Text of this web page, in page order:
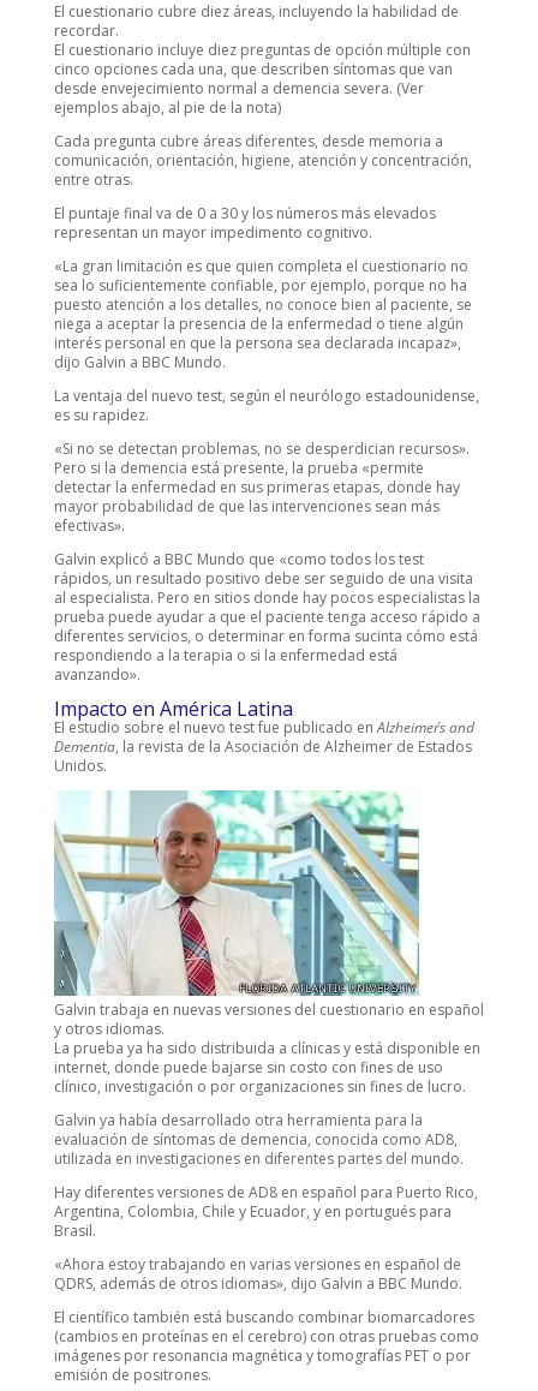
El cuestionario cubre diez áreas, incluyendo la habilidad de
recordar.
El cuestionario incluye diez preguntas de opción múltiple con
cinco opciones cada una, que describen síntomas que van
desde envejecimiento normal a demencia severa. (Ver
ejemplos abajo, al pie de la nota)
Cada pregunta cubre áreas diferentes, desde memoria a
comunicación, orientación, higiene, atención y concentración,
entre otras.
El puntaje final va de 0 a 30 y los números más elevados
representan un mayor impedimento cognitivo.
«La gran limitación es que quien completa el cuestionario no
sea lo suficientemente confiable, por ejemplo, porque no ha
puesto atención a los detalles, no conoce bien al paciente, se
niega a aceptar la presencia de la enfermedad o tiene algún
interés personal en que la persona sea declarada incapaz»,
dijo Galvin a BBC Mundo.
La ventaja del nuevo test, según el neurólogo estadounidense,
es su rapidez.
«Si no se detectan problemas, no se desperdician recursos».
Pero si la demencia está presente, la prueba «permite
detectar la enfermedad en sus primeras etapas, donde hay
mayor probabilidad de que las intervenciones sean más
efectivas».
Galvin explicó a BBC Mundo que «como todos los test
rápidos, un resultado positivo debe ser seguido de una visita
al especialista. Pero en sitios donde hay pocos especialistas la
prueba puede ayudar a que el paciente tenga acceso rápido a
diferentes servicios, o determinar en forma sucinta cómo está
respondiendo a la terapia o si la enfermedad está
avanzando».
Impacto en América Latina
El estudio sobre el nuevo test fue publicado enAlzheimer´s and
Dementia, la revista de la Asociación de Alzheimer de Estados
Unidos.
Galvin trabaja en nuevas versiones del cuestionario en español
y otros idiomas.
La prueba ya ha sido distribuida a clínicas y está disponible en
internet, donde puede bajarse sin costo con fines de uso
clínico, investigación o por organizaciones sin fines de lucro.
Galvin ya había desarrollado otra herramienta para la
evaluación de síntomas de demencia, conocida como AD8,
utilizada en investigaciones en diferentes partes del mundo.
Hay diferentes versiones de AD8 en español para Puerto Rico,
Argentina, Colombia, Chile y Ecuador, y en portugués para
Brasil.
«Ahora estoy trabajando en varias versiones en español de
QDRS, además de otros idiomas», dijo Galvin a BBC Mundo.
El científico también está buscando combinar biomarcadores
(cambios en proteínas en el cerebro) con otras pruebas como
imágenes por resonancia magnética y tomografías PET o por
emisión de positrones.